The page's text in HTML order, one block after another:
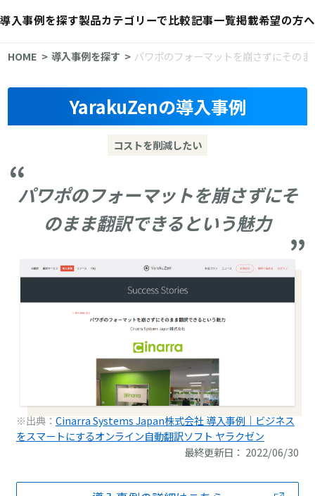
導入事例を探す製品カテゴリーで比較記事一覧掲載希望の方へ
HOME 導入事例を探す パワポのフォーマットを崩さずにその
YarakuZenの導入事例
コストを削減したい
パワポのフォーマットを崩さずにそ
のまま翻訳できるという魅力
※出典： Cinarra Systems Japan株式会社 導入事例｜ビジネス
をスマートにするオンライン自動翻訳ソフト ヤラクゼン
最終更新日： 2022/06/30